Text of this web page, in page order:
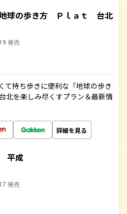
球の歩き方 Ｐｌａｔ 台北
発売
て持ち歩きに便利な「地球の歩き
北を楽しみ尽くすプラン＆最新情
詳細を見る
平成
発売